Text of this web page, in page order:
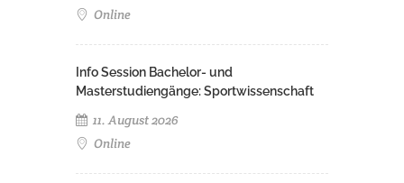
Online
Info Session Bachelor- und
Masterstudiengänge: Sportwissenschaft
11. August 2026
Online